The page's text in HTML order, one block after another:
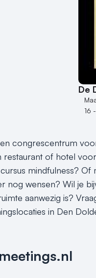
De
16
congrescentrum
restaurant of hotel
mindfulness?
nog wensen? Wil je
aanwezig is?
in Den